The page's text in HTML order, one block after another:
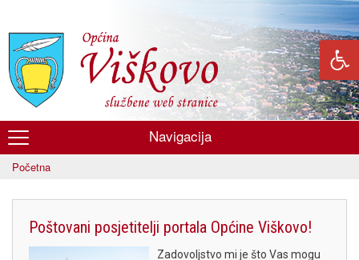
glavni
sadržaj
Općina
Viškovo
Navigacija
Početna
Poštovani posjetitelji portala Općine Viškovo!
Zadovoljstvo mi je što Vas mogu